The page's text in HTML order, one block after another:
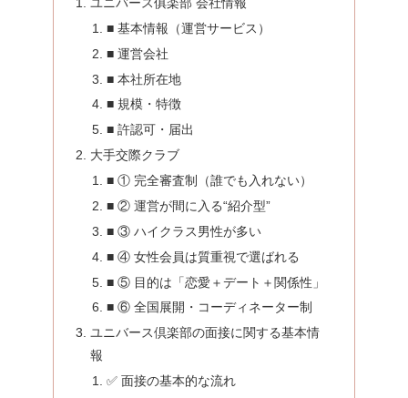
■ 基本情報（運営サービス）
■ 運営会社
■ 本社所在地
■ 規模・特徴
■ 許認可・届出
大手交際クラブ
■ ① 完全審査制（誰でも入れない）
■ ② 運営が間に入る“紹介型”
■ ③ ハイクラス男性が多い
■ ④ 女性会員は質重視で選ばれる
■ ⑤ 目的は「恋愛＋デート＋関係性」
■ ⑥ 全国展開・コーディネーター制
ユニバース倶楽部の面接に関する基本情
報
✅ 面接の基本的な流れ